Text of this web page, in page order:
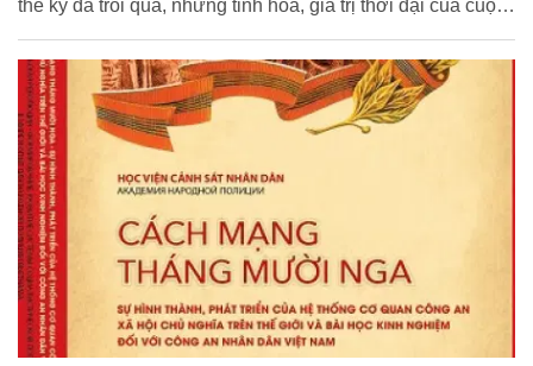
thế kỷ đã trôi qua, những tinh hoa, giá trị thời đại của cuộc
động lực lớn thôi thúc và khơi dậy tinh thần cách mạng
của nhân dân tiến bộ toàn thế giới, trong đó có nhân dân
Việt Nam.